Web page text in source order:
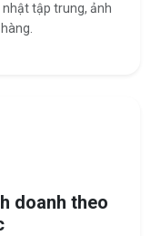
tập trung, ảnh
doanh theo